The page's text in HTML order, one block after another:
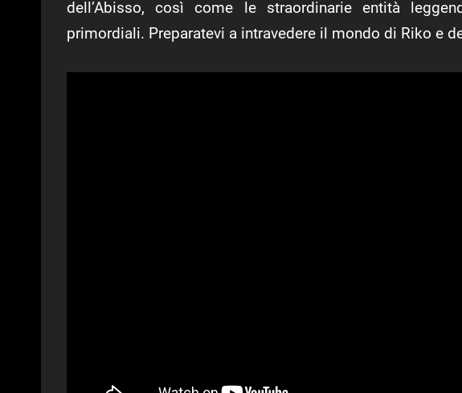
dell’Abisso, così come le straordinarie entità
primordiali. Preparatevi a intravedere il mondo di Riko e